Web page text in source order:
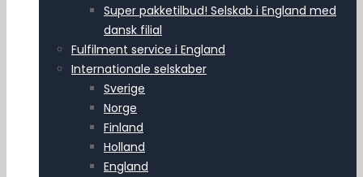
Super pakketilbud! Selskab i England med
dansk filial
Fulfilment service i England
Internationale selskaber
Sverige
Norge
Finland
Holland
England